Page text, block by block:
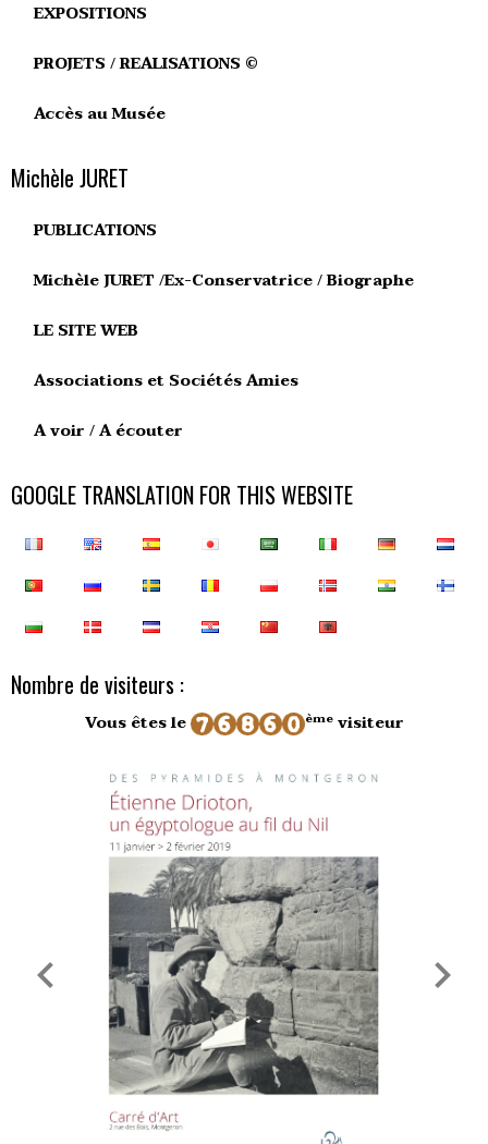
EXPOSITIONS
PROJETS / REALISATIONS ©
Accès au Musée
Michèle JURET
PUBLICATIONS
Michèle JURET /Ex-Conservatrice / Biographe
LE SITE WEB
Associations et Sociétés Amies
A voir / A écouter
GOOGLE TRANSLATION FOR THIS WEBSITE
Nombre de visiteurs :
Vous êtes le èmevisiteur